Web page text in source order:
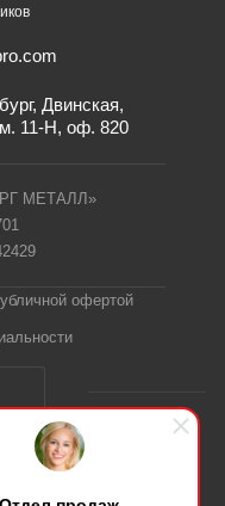
Двинская,
11-Н, оф. 820
МЕТАЛЛ»
офертой